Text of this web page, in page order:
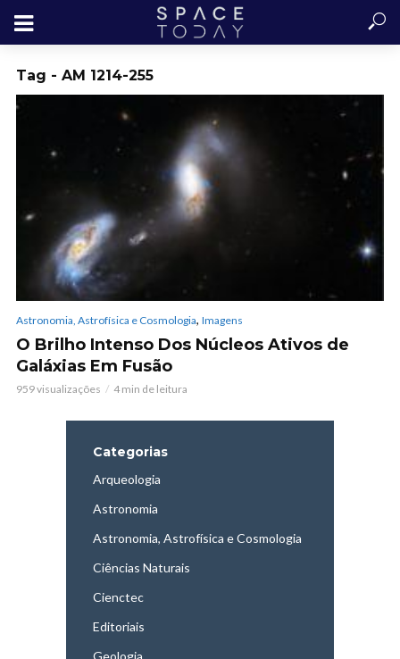
Tag - AM 1214-255
Astronomia, Astrofísica e Cosmologia, Imagens
O Brilho Intenso Dos Núcleos Ativos de
Galáxias Em Fusão
959 visualizações 4 min de leitura
Categorias
Arqueologia
Astronomia
Astronomia, Astrofísica e Cosmologia
Ciências Naturais
Cienctec
Editoriais